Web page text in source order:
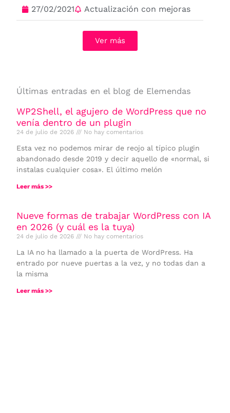
27/02/2021 Actualización con mejoras
Ver más
Últimas entradas en el blog de Elemendas
WP2Shell, el agujero de WordPress que no
venía dentro de un plugin
24 de julio de 2026 No hay comentarios
Esta vez no podemos mirar de reojo al típico plugin
abandonado desde 2019 y decir aquello de «normal, si
instalas cualquier cosa». El último melón
Leer más >>
Nueve formas de trabajar WordPress con IA
en 2026 (y cuál es la tuya)
24 de julio de 2026 No hay comentarios
La IA no ha llamado a la puerta de WordPress. Ha
entrado por nueve puertas a la vez, y no todas dan a
la misma
Leer más >>